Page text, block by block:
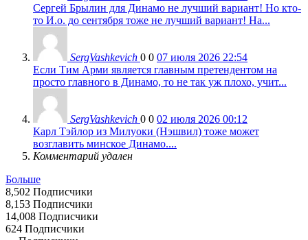
Сергей Брылин для Динамо не лучший вариант! Но кто-
то И.о. до сентября тоже не лучший вариант! На...
SergVashkevich 0 0 07 июля 2026 22:54
Если Тим Арми является главным претендентом на
просто главного в Динамо, то не так уж плохо, учит...
SergVashkevich 0 0 02 июля 2026 00:12
Карл Тэйлор из Милуоки (Нэшвил) тоже может
возглавить минское Динамо....
Комментарий удален
Больше
8,502 Подписчики
8,153 Подписчики
14,008 Подписчики
624 Подписчики